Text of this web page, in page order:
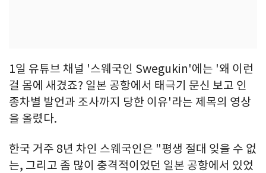
1일 유튜브 채널 '스웨국인 Swegukin'에는 '왜 이런
걸 몸에 새겼죠? 일본 공항에서 태극기 문신 보고 인
종차별 발언과 조사까지 당한 이유'라는 제목의 영상
을 올렸다.
한국 거주 8년 차인 스웨국인은 "평생 절대 잊을 수 없
는, 그리고 좀 많이 충격적이었던 일본 공항에서 있었